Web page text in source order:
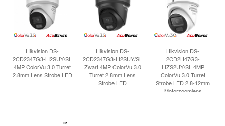
Hikvision DS-
2CD2347G3-LI2SUY/SL
4MP ColorVu 3.0 Turret
2.8mm Lens Strobe LED
Hikvision DS-
2CD2347G3-LI2SUY/SL
Zwart 4MP ColorVu 3.0
Turret 2.8mm Lens
Strobe LED
Hikvision DS-
2CD2H47G3-
LIZS2UY/SL 4MP
ColorVu 3.0 Turret
Strobe LED 2.8-12mm
Motorzoomlens